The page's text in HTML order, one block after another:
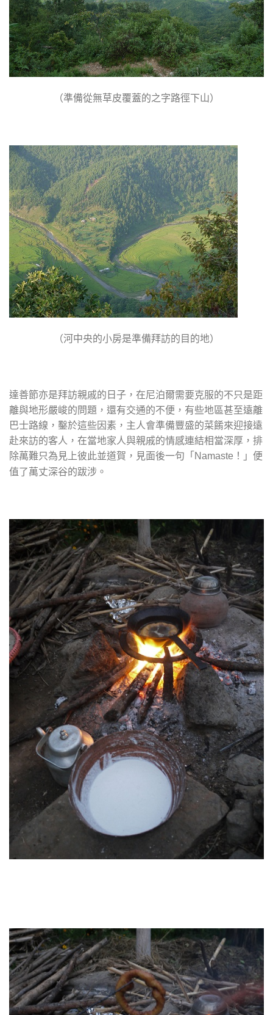
（準備從無草皮覆蓋的之字路徑下山）
（河中央的小房是準備拜訪的目的地）
達善節亦是拜訪親戚的日子，在尼泊爾需要克服的不只是距
離與地形嚴峻的問題，還有交通的不便，有些地區甚至遠離
巴士路線，鑿於這些因素，主人會準備豐盛的菜餚來迎接遠
赴來訪的客人，在當地家人與親戚的情感連結相當深厚，排
除萬難只為見上彼此並道賀，見面後一句「Namaste！
」便
值了萬丈深谷的跋涉。